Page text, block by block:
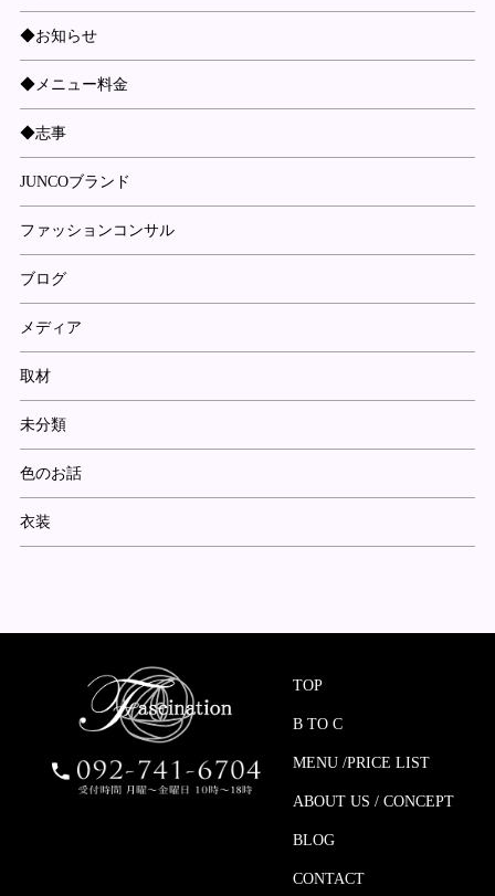
◆お知らせ
◆メニュー料金
◆志事
JUNCOブランド
ファッションコンサル
ブログ
メディア
取材
未分類
色のお話
衣装
TOP
B TO C
MENU /PRICE LIST
ABOUT US / CONCEPT
BLOG
CONTACT